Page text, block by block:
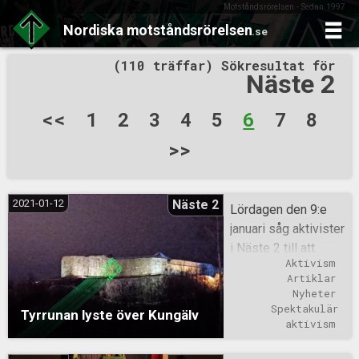
Motståndsrörelsen - Sedan 1997
Nordiska motståndsrörelsen.se
to
(110 träffar) Sökresultat för
Näste 2
Sidnumrering
<< 1 2 3 4 5 6 7
8
>>
Tyrrunan lyste över Kungälv
2021-01-12 Näste 2
Lördagen den 9:e
januari såg aktivister
i Näste 2 till att
Tyrrunan prydde
Bohus fästning i
Kungälv. Detta
genom att nästet för
Aktivism
Artiklar
Nyheter
Spektakulär
aktivism